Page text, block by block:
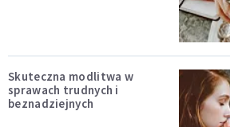
Skuteczna modlitwa w
sprawach trudnych i
beznadziejnych